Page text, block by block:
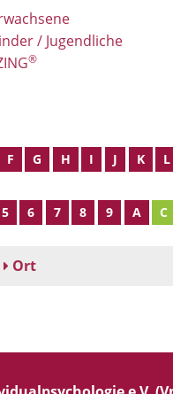
/ Jugendliche
®
F G H I J K L
5 6 7 8 9 A C
Ort